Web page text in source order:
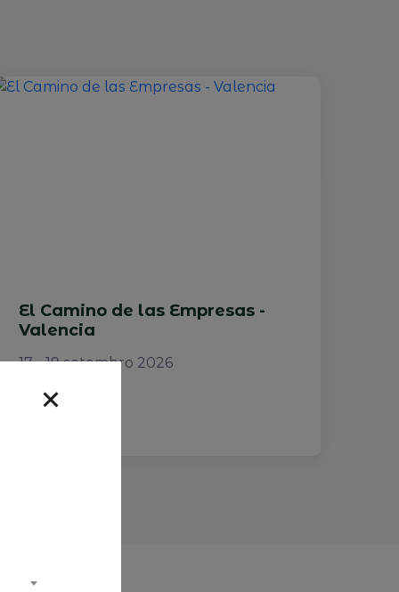
El Camino de las Empresas -
Valencia
17 - 19 setembro 2026